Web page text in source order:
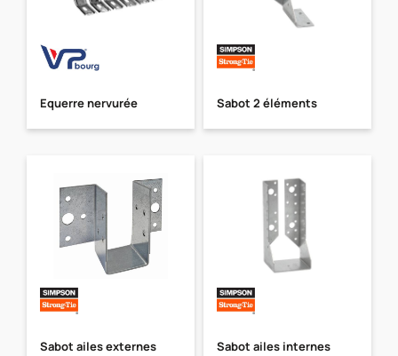
Equerre nervurée Sabot 2 éléments
Sabot ailes externes Sabot ailes internes